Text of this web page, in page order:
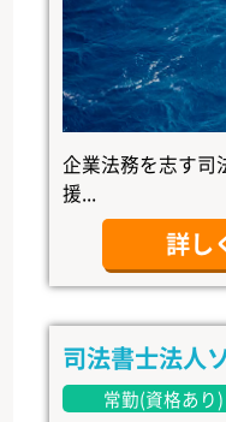
企業法務を志す司
援...
詳し
司法書士法人
常勤(資格あり)